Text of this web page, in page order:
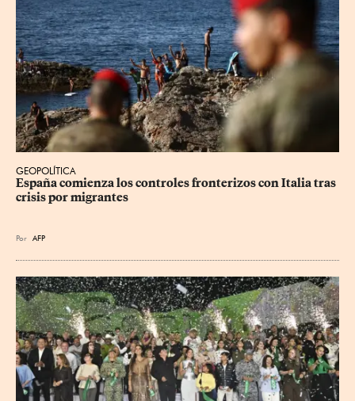
GEOPOLÍTICA
España comienza los controles fronterizos con Italia tras
crisis por migrantes
Por AFP